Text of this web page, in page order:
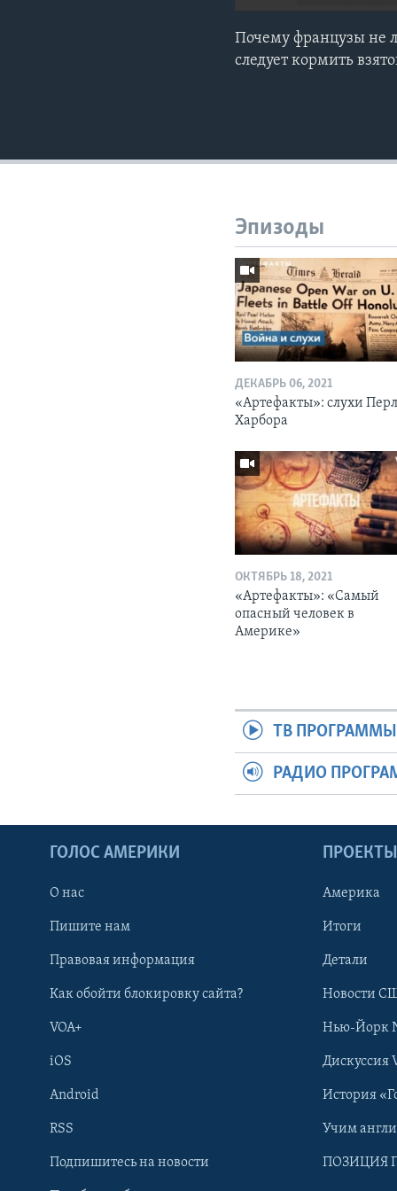
Learning English
Почему французы не
следует кормить
Эпизоды
ДЕКАБРЬ 06, 2021
«Артефакты»: слухи
Харбора
ОКТЯБРЬ 18, 2021
«Артефакты»: «Самый
опасный человек в
Америке»
ТВ ПРОГРАММЫ
РАДИО
ГОЛОС АМЕРИКИ
О нас
Пишите нам
Правовая информация
Как обойти блокировку сайта?
VOA+
iOS
Android
RSS
Подпишитесь на новости
ПРОЕКТЫ
Америка
Итоги
Детали
Новости
Нью-Йорк
Дискуссия
История
Учим
ПОЗИЦИЯ